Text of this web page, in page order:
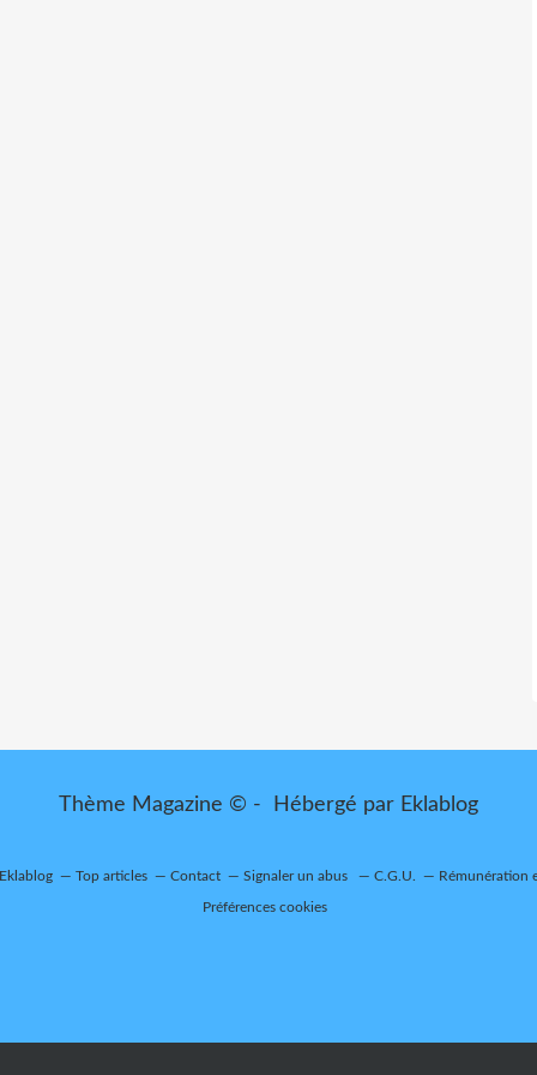
Thème Magazine © - Hébergé par Eklablog
Top articles Contact Signaler un abus C.G.U. Rémunération
Préférences cookies